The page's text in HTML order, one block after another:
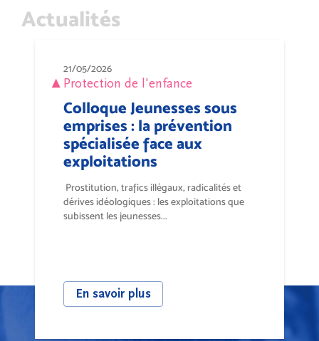
Actualités
21/05/2026
Protection de l'enfance
Colloque Jeunesses sous
emprises : la prévention
spécialisée face aux
exploitations
Prostitution, trafics illégaux, radicalités et
dérives idéologiques : les exploitations que
subissent les jeunesses...
En savoir plus